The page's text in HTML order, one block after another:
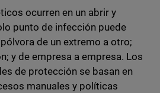
ocurren en un abrir y
punto de infección puede
de un extremo a otro;
y de empresa a empresa. Los
de protección se basan en
manuales y políticas